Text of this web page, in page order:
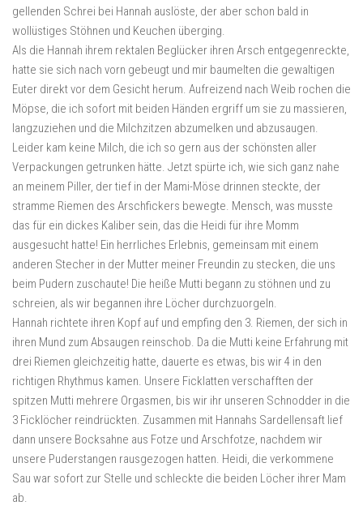
gellenden Schrei bei Hannah auslöste, der aber schon bald in
wollüstiges Stöhnen und Keuchen überging.
Als die Hannah ihrem rektalen Beglücker ihren Arsch entgegenreckte,
hatte sie sich nach vorn gebeugt und mir baumelten die gewaltigen
Euter direkt vor dem Gesicht herum. Aufreizend nach Weib rochen die
Möpse, die ich sofort mit beiden Händen ergriff um sie zu massieren,
langzuziehen und die Milchzitzen abzumelken und abzusaugen.
Leider kam keine Milch, die ich so gern aus der schönsten aller
Verpackungen getrunken hätte. Jetzt spürte ich, wie sich ganz nahe
an meinem Piller, der tief in der Mami-Möse drinnen steckte, der
stramme Riemen des Arschfickers bewegte. Mensch, was musste
das für ein dickes Kaliber sein, das die Heidi für ihre Momm
ausgesucht hatte! Ein herrliches Erlebnis, gemeinsam mit einem
anderen Stecher in der Mutter meiner Freundin zu stecken, die uns
beim Pudern zuschaute! Die heiße Mutti begann zu stöhnen und zu
schreien, als wir begannen ihre Löcher durchzuorgeln.
Hannah richtete ihren Kopf auf und empfing den 3. Riemen, der sich in
ihren Mund zum Absaugen reinschob. Da die Mutti keine Erfahrung mit
drei Riemen gleichzeitig hatte, dauerte es etwas, bis wir 4 in den
richtigen Rhythmus kamen. Unsere Ficklatten verschafften der
spitzen Mutti mehrere Orgasmen, bis wir ihr unseren Schnodder in die
3 Ficklöcher reindrückten. Zusammen mit Hannahs Sardellensaft lief
dann unsere Bocksahne aus Fotze und Arschfotze, nachdem wir
unsere Puderstangen rausgezogen hatten. Heidi, die verkommene
Sau war sofort zur Stelle und schleckte die beiden Löcher ihrer Mam
ab.